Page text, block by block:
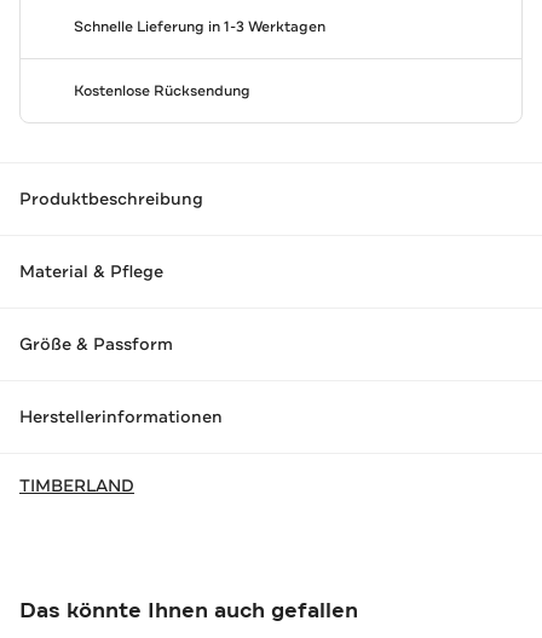
Schnelle Lieferung in 1-3 Werktagen
Kostenlose Rücksendung
Produktbeschreibung
Material & Pflege
Größe & Passform
Herstellerinformationen
TIMBERLAND
Das könnte Ihnen auch gefallen